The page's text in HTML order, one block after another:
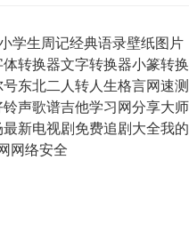
学生周记经典语录壁纸图片
体转换器文字转换器小篆转换
号东北二人转 人生格言网速测
铃声歌谱吉他学习网分享大师
最新电视剧 免费追剧大全我的
网络安全